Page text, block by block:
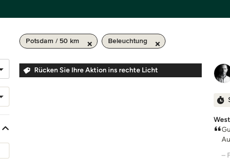
Potsdam / 50 km Beleuchtung
Rücken Sie Ihre Aktion ins rechte Licht
–